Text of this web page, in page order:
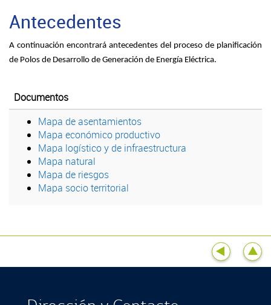
Antecedentes
A continuación encontrará antecedentes del proceso de planificación
de Polos de Desarrollo de Generación de Energía Eléctrica.
Documentos
Mapa de asentamientos
Mapa económico productivo
Mapa logístico y de infraestructura
Mapa natural
Mapa de riesgos
Mapa socio territorial